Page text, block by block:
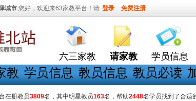
城市 您好，欢迎来63家教平台！请 登录 免费注册
六三家教 请家教 学员信息
教 学员信息 教员信息 教员必读
在册教员3809名，其中明星教员163名，帮助2448名学员找到了合适